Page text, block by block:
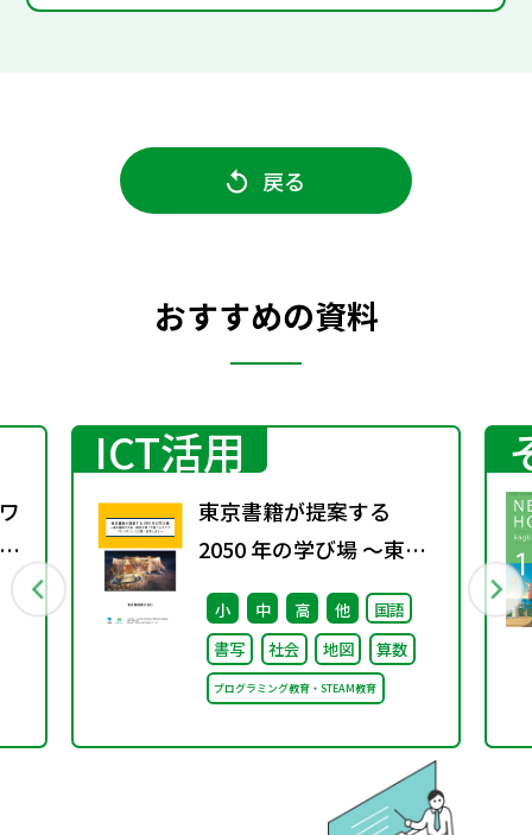
戻る
おすすめの資料
ICT活用
東京書籍が提案する
2050 年の学び場 ～東京
書籍は大阪・関西万博
「大阪ヘルスケア パビリ
オン」に出展・協賛しま
す～
小 中 高 他
国語
書写
社会 地図 算数
プログラミング教育・STEAM教育